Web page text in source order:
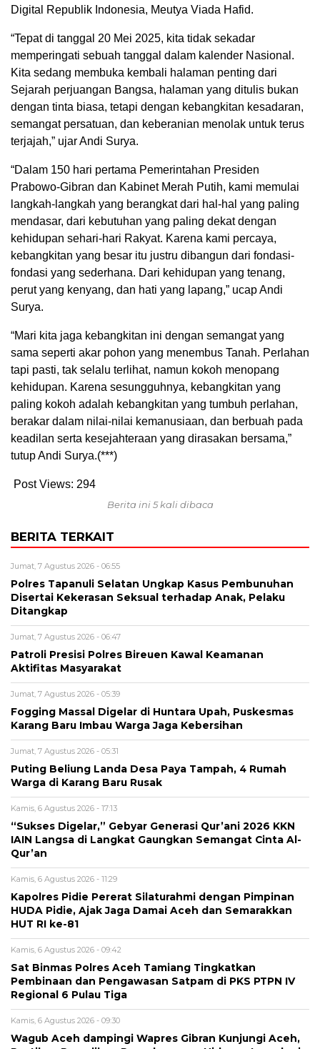
Digital Republik Indonesia, Meutya Viada Hafid.
“Tepat di tanggal 20 Mei 2025, kita tidak sekadar
memperingati sebuah tanggal dalam kalender Nasional.
Kita sedang membuka kembali halaman penting dari
Sejarah perjuangan Bangsa, halaman yang ditulis bukan
dengan tinta biasa, tetapi dengan kebangkitan kesadaran,
semangat persatuan, dan keberanian menolak untuk terus
terjajah,” ujar Andi Surya.
“Dalam 150 hari pertama Pemerintahan Presiden
Prabowo-Gibran dan Kabinet Merah Putih, kami memulai
langkah-langkah yang berangkat dari hal-hal yang paling
mendasar, dari kebutuhan yang paling dekat dengan
kehidupan sehari-hari Rakyat. Karena kami percaya,
kebangkitan yang besar itu justru dibangun dari fondasi-
fondasi yang sederhana. Dari kehidupan yang tenang,
perut yang kenyang, dan hati yang lapang,” ucap Andi
Surya.
“Mari kita jaga kebangkitan ini dengan semangat yang
sama seperti akar pohon yang menembus Tanah. Perlahan
tapi pasti, tak selalu terlihat, namun kokoh menopang
kehidupan. Karena sesungguhnya, kebangkitan yang
paling kokoh adalah kebangkitan yang tumbuh perlahan,
berakar dalam nilai-nilai kemanusiaan, dan berbuah pada
keadilan serta kesejahteraan yang dirasakan bersama,”
tutup Andi Surya.(***)
Post Views: 294
Berita ini 5 kali dibaca
BERITA TERKAIT
Jumat, 7 Agustus 2026 - 06:55
Polres Tapanuli Selatan Ungkap Kasus Pembunuhan
Disertai Kekerasan Seksual terhadap Anak, Pelaku
Ditangkap
Jumat, 7 Agustus 2026 - 06:47
Patroli Presisi Polres Bireuen Kawal Keamanan
Aktifitas Masyarakat
Jumat, 7 Agustus 2026 - 05:39
Fogging Massal Digelar di Huntara Upah, Puskesmas
Karang Baru Imbau Warga Jaga Kebersihan
Jumat, 7 Agustus 2026 - 05:31
Puting Beliung Landa Desa Paya Tampah, 4 Rumah
Warga di Karang Baru Rusak
Kamis, 6 Agustus 2026 - 17:13
“Sukses Digelar,” Gebyar Generasi Qur’ani 2026 KKN
IAIN Langsa di Langkat Gaungkan Semangat Cinta Al-
Qur’an
Kamis, 6 Agustus 2026 - 11:29
Kapolres Pidie Pererat Silaturahmi dengan Pimpinan
HUDA Pidie, Ajak Jaga Damai Aceh dan Semarakkan
HUT RI ke-81
Kamis, 6 Agustus 2026 - 09:42
Sat Binmas Polres Aceh Tamiang Tingkatkan
Pembinaan dan Pengawasan Satpam di PKS PTPN IV
Regional 6 Pulau Tiga
Kamis, 6 Agustus 2026 - 09:30
Wagub Aceh dampingi Wapres Gibran Kunjungi Aceh,